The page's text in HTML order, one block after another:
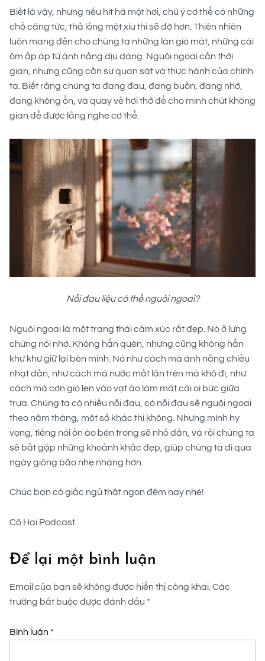
Biết là vậy, nhưng nếu hít hà một hơi, chú ý cơ thể có những
chỗ căng tức, thả lỏng một xíu thì sẽ đỡ hơn. Thiên nhiên
luôn mang đến cho chúng ta những làn gió mát, những cái
ôm ấp áp từ ánh nắng dịu dàng. Nguôi ngoai cần thời
gian, nhưng cũng cần sự quan sát và thực hành của chính
ta. Biết rằng chúng ta đang đau, đang buồn, đang nhớ,
đang không ổn, và quay về hơi thở để cho mình chút không
gian để được lắng nghe cơ thể.
Nỗi đau liệu có thể nguôi ngoai?
Nguôi ngoai là một trạng thái cảm xúc rất đẹp. Nó ở lưng
chừng nỗi nhớ. Không hẳn quên, nhưng cũng không hẳn
khư khư giữ lại bên mình. Nó như cách mà ánh nắng chiều
nhạt dần, như cách mà nước mắt lăn trên má khô đi, như
cách mà cơn gió len vào vạt áo làm mát cái oi bức giữa
trưa. Chúng ta có nhiều nỗi đau, có nỗi đau sẽ nguôi ngoai
theo năm tháng, một số khác thì không. Nhưng mình hy
vọng, tiếng nói ồn ào bên trong sẽ nhỏ dần, và rồi chúng ta
sẽ bắt gặp những khoảnh khắc đẹp, giúp chúng ta đi qua
ngày giông bão nhẹ nhàng hơn.
Chúc bạn có giấc ngủ thật ngon đêm nay nhé!
Cô Hai Podcast
Để lại một bình luận
Email của bạn sẽ không được hiển thị công khai. Các
trường bắt buộc được đánh dấu *
Bình luận *